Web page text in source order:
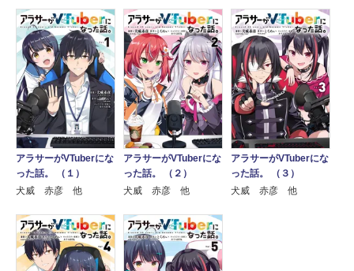
アラサーがVTuberにな
った話。 （１）
犬威 赤彦 他
アラサーがVTuberにな
った話。 （２）
犬威 赤彦 他
アラサーがVTuberにな
った話。 （３）
犬威 赤彦 他